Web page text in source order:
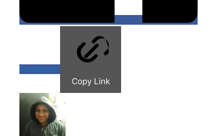
Facebook
Copy Link